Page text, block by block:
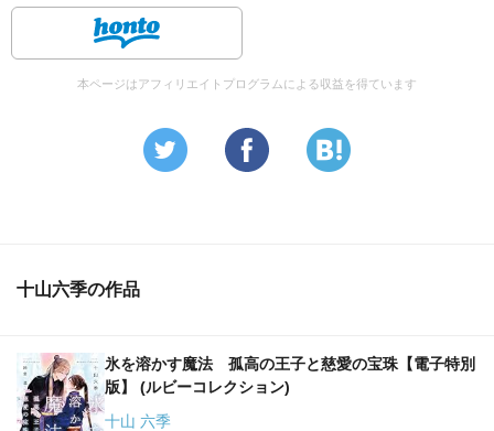
本ページはアフィリエイトプログラムによる収益を得ています
十山六季の作品
氷を溶かす魔法 孤高の王子と慈愛の宝珠【電子特別
版】 (ルビーコレクション)
十山 六季